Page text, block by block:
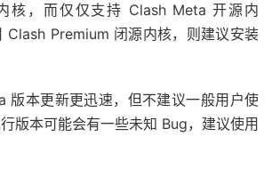
核，而仅仅支持 Clash Meta 开源内
Clash Premium 闭源内核，则建议安装
版本更新更迅速，但不建议一般用户使
版本可能会有一些未知 Bug，建议使用